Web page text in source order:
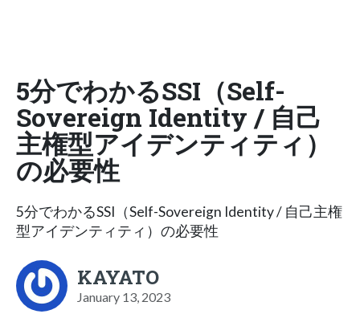
5分でわかるSSI（Self-
Sovereign Identity / 自己
主権型アイデンティティ）
の必要性
5分でわかるSSI（Self-Sovereign Identity / 自己主権
型アイデンティティ）の必要性
KAYATO
January 13, 2023